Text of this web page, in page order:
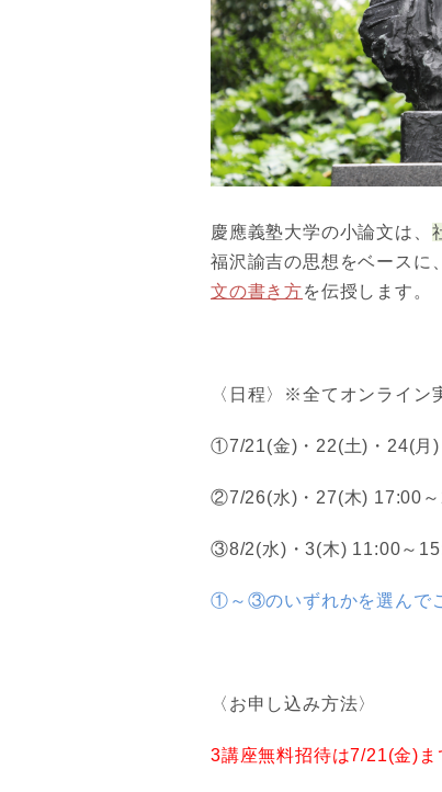
慶應義塾大学の小論文は、
福沢諭吉の思想をベースに
文の書き方を伝授します。
〈日程〉※全てオンライン
①7/21(金)・22(土)・24(月
②7/26(水)・27(木) 17:00
③8/2(水)・3(木) 11:00～
①～③のいずれかを選んで
〈お申し込み方法〉
3講座無料招待は7/21(金)ま